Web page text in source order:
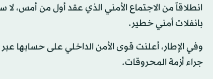
انطلاقاً من الاجتماع الأمني الذي عقد أول من أمس،
بانفلات أمني خطير.
وفي الإطار، أعلنت قوى الأمن الداخلي على حسابها
جراء أزمة المحروقات.